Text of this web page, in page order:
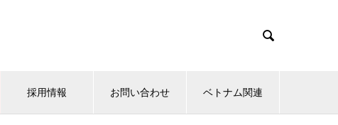

採用情報 お問い合わせ ベトナム関連